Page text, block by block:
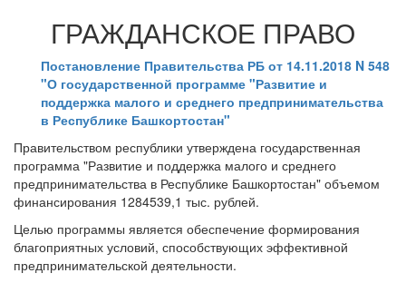
ГРАЖДАНСКОЕ ПРАВО
Постановление Правительства РБ от 14.11.2018 N 548
"О государственной программе "Развитие и
поддержка малого и среднего предпринимательства
в Республике Башкортостан"
Правительством республики утверждена государственная
программа "Развитие и поддержка малого и среднего
предпринимательства в Республике Башкортостан" объемом
финансирования 1284539,1 тыс. рублей.
Целью программы является обеспечение формирования
благоприятных условий, способствующих эффективной
предпринимательской деятельности.